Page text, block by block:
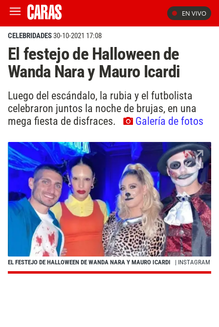
EN VIVO
CELEBRIDADES30-10-2021 17:08
El festejo de Halloween de
Wanda Nara y Mauro Icardi
Luego del escándalo, la rubia y el futbolista
celebraron juntos la noche de brujas, en una
mega fiesta de disfraces.
Galería de fotos
EL FESTEJO DE HALLOWEEN DE WANDA NARA Y MAURO ICARDI | INSTAGRAM